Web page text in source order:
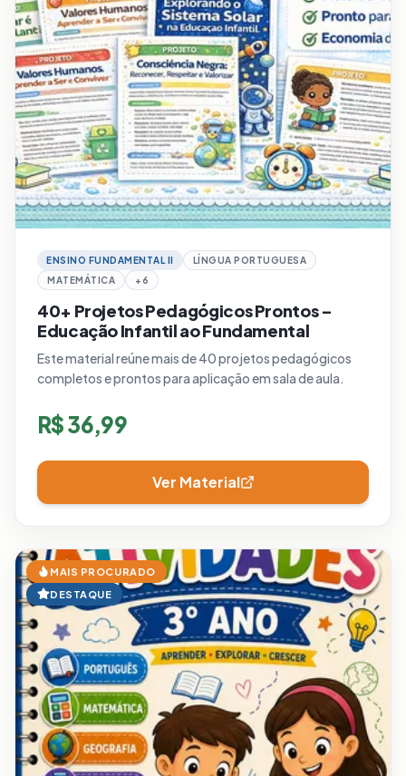
ENSINO FUNDAMENTAL II
LÍNGUA PORTUGUESA
MATEMÁTICA
+6
40+ Projetos Pedagógicos Prontos –
Educação Infantil ao Fundamental
Este material reúne mais de 40 projetos pedagógicos
completos e prontos para aplicação em sala de aula.
R$36,99
Ver Material
MAIS PROCURADO
DESTAQUE